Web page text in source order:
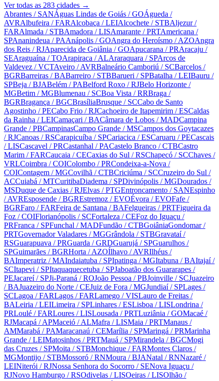
Ver todas as 283 cidades →
Abrantes / SANÁguas Lindas de Goiás / GOÁgueda /
AVRAlbufeira / FARAlcobaça / LEIAlcochete / STBAljezur/
FARAlmada / STBAmadora / LISAmarante / PRTAmericana /
SPAnanindeua / PAAnápolis / GOAngra do Heroísmo / AZOAngra
dos Reis / RJAparecida de Goiânia / GOApucarana / PRAracaju /
SEAraguaína / TOArapiraca / ALAraraquara / SPArcos de
Valdevez / VCTAveiro / AVRBalneário Camboriú / SCBarcelos /
BGRBarreiras / BABarreiro / STBBarueri / SPBatalha / LEIBauru /
SPBeja / BJABelém / PABelford Roxo / RJBelo Horizonte /
MGBetim / MGBlumenau / SCBoa Vista / RRBraga /
BGRBragança / BGCBrasíliaBrusque / SCCabo de Santo
Agostinho / PECabo Frio / RJCachoeiro de Itapemirim / ESCaldas
da Rainha / LEICamaçari / BACâmara de Lobos / MADCampina
Grande / PBCampinasCampo Grande / MSCampos dos Goytacazes
/ RJCanoas / RSCarapicuíba / SPCariacica / ESCaruaru / PECascais
/ LISCascavel / PRCastanhal / PACastelo Branco / CTBCastro
Marim / FARCaucaia / CECaxias do Sul / RSChapecó / SCChaves /
VRLCoimbra / COIColombo / PRCondeixa-a-Nova /
COIContagem / MGCovilhã / CTBCriciúma / SCCruzeiro do Sul /
ACCuiabá / MTCuritibaDiadema / SPDivinópolis / MGDourados /
MSDuque de Caxias / RJElvas / PTGEntroncamento / SANEspinho
/ AVREsposende / BGREstremoz / EVOÉvora / EVOFafe /
BGRFaro / FARFeira de Santana / BAFelgueiras / PRTFigueira da
Foz / COIFlorianópolis / SCFortaleza / CEFoz do Iguaçu /
PRFranca / SPFunchal / MADFundão / CTBGoiâniaGondomar/
PRTGovernador Valadares / MGGrândola / STBGravataí/
RSGuarapuava / PRGuarda / GRDGuarujá / SPGuarulhos /
SPGuimarães / BGRHorta / AZOÍlhavo / AVRIlhéus /
BAImperatriz / MAIndaiatuba / SPIpatinga / MGItabuna / BAItajaí/
SCItapevi / SPItaquaquecetuba / SPJaboatão dos Guararapes /
PEJacareí/ SPJi-Paraná / ROJoão Pessoa / PBJoinville / SCJuazeiro
/ BAJuazeiro do Norte / CEJuiz de Fora / MGJundiaí/ SPLages /
SCLagoa / FARLagos / FARLamego / VISLauro de Freitas /
BALeiria / LEILimeira / SPLinhares / ESLisboa / LISLondrina /
PRLoulé / FARLoures / LISLousada / PRTLuziânia / GOMacaé /
RJMacapá / APMaceió / ALMafra / LISMaia / PRTManaus /
AMMarabá / PAMaracanaú / CEMarília / SPMaringá / PRMarinha
Grande / LEIMatosinhos / PRTMauá / SPMirandela / BGCMogi
das Cruzes / SPMoita / STBMonchique / FARMontes Claros /
MGMontijo / STBMossoró / RNMoura / BJANatal / RNNazaré /
LEINiterói / RJNossa Senhora do Socorro / SENova Iguaçu /
RJNovo Hamburgo / RSOdivelas / LISOeiras / LISOlhão /